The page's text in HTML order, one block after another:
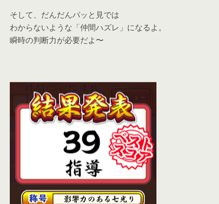
そして、だんだんパッと見では
わからないような「仲間ハズレ」になるよ。
瞬時の判断力が必要だよ〜